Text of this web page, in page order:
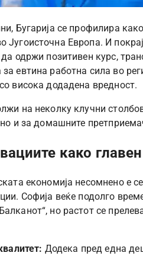
Бугарија се профилира
Југоисточна Европа. И
одржи позитивен курс,
евтина работна сила во
висока додадена вредност.
на неколку клучни
и за домашните
како
економија несомнено е
Софија веќе подолго
но растот се
Додека пред една